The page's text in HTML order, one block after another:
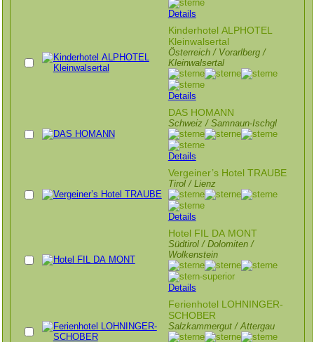
Details
Kinderhotel ALPHOTEL
Kleinwalsertal
Österreich / Vorarlberg /
Kleinwalsertal
Details
DAS HOMANN
Schweiz / Samnaun-Ischgl
Details
Vergeiner’s Hotel TRAUBE
Tirol / Lienz
Details
Hotel FIL DA MONT
Südtirol / Dolomiten /
Wolkenstein
Details
Ferienhotel LOHNINGER-
SCHOBER
Salzkammergut / Attergau